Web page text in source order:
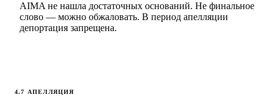
AIMA не нашла достаточных оснований. Не финальное
слово — можно обжаловать. В период апелляции
депортация запрещена.
4.7 АПЕЛЛЯЦИЯ